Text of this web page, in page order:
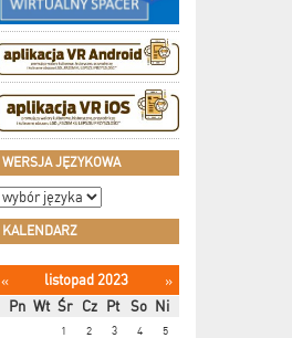
WERSJA JĘZYKOWA
KALENDARZ
« listopad 2023
»
Pn Wt Śr Cz Pt So Ni
1 2 3 4
5